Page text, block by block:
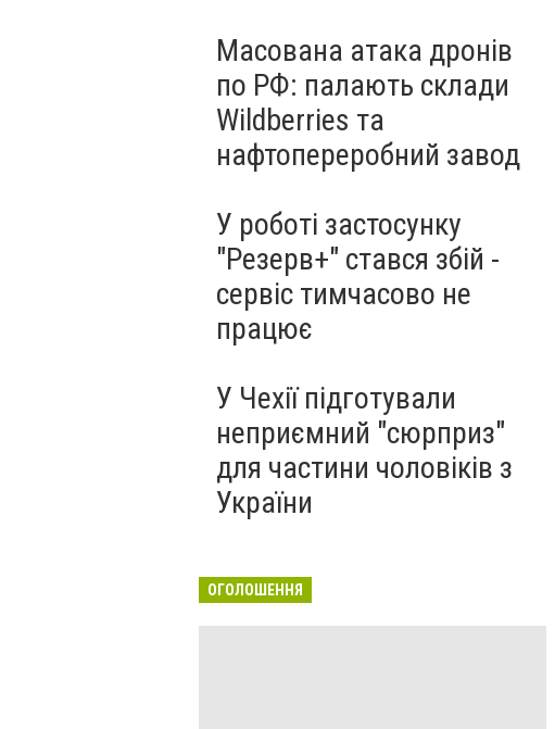
Масована атака дронів
по РФ: палають склади
Wildberries та
нафтопереробний завод
У роботі застосунку
"Резерв+" стався збій -
сервіс тимчасово не
працює
У Чехії підготували
неприємний "сюрприз"
для частини чоловіків з
України
ОГОЛОШЕННЯ